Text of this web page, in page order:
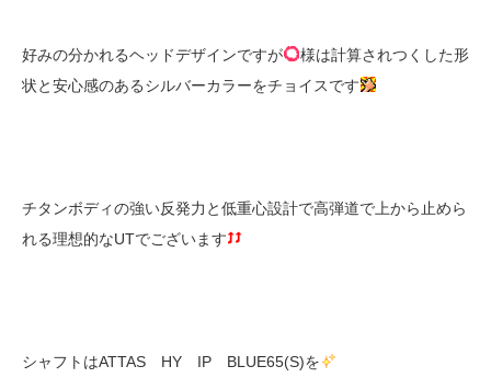
好みの分かれるヘッドデザインですが
様は計算されつくした形
状と安心感のあるシルバーカラーをチョイスです
チタンボディの強い反発力と低重心設計で高弾道で上から止めら
れる理想的なUTでございます
シャフトはATTAS HY IP BLUE65(S)を